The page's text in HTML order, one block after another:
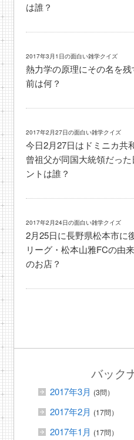
は誰？
2017年3月1日の面白い雑学クイズ
熱力学の原理にその名を
前は何？
2017年2月27日の面白い雑学クイズ
今日2月27日はドミニカ共
曾祖父が同国大統領だっ
ントは誰？
2017年2月24日の面白い雑学クイズ
2月25日に長野県松本市に
リーグ・松本山雅FCの由
のお店？
バック
2017年3月 (3問）
2017年2月 (17問）
2017年1月 (17問）